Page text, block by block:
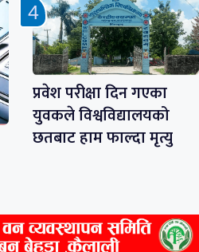
प्रवेश परीक्षा दिन गएका
युवकले विश्वविद्यालयको
छतबाट हाम फाल्दा मृत्यु